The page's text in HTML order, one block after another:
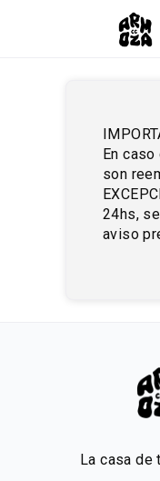
En
son
24hs,
aviso
La casa de